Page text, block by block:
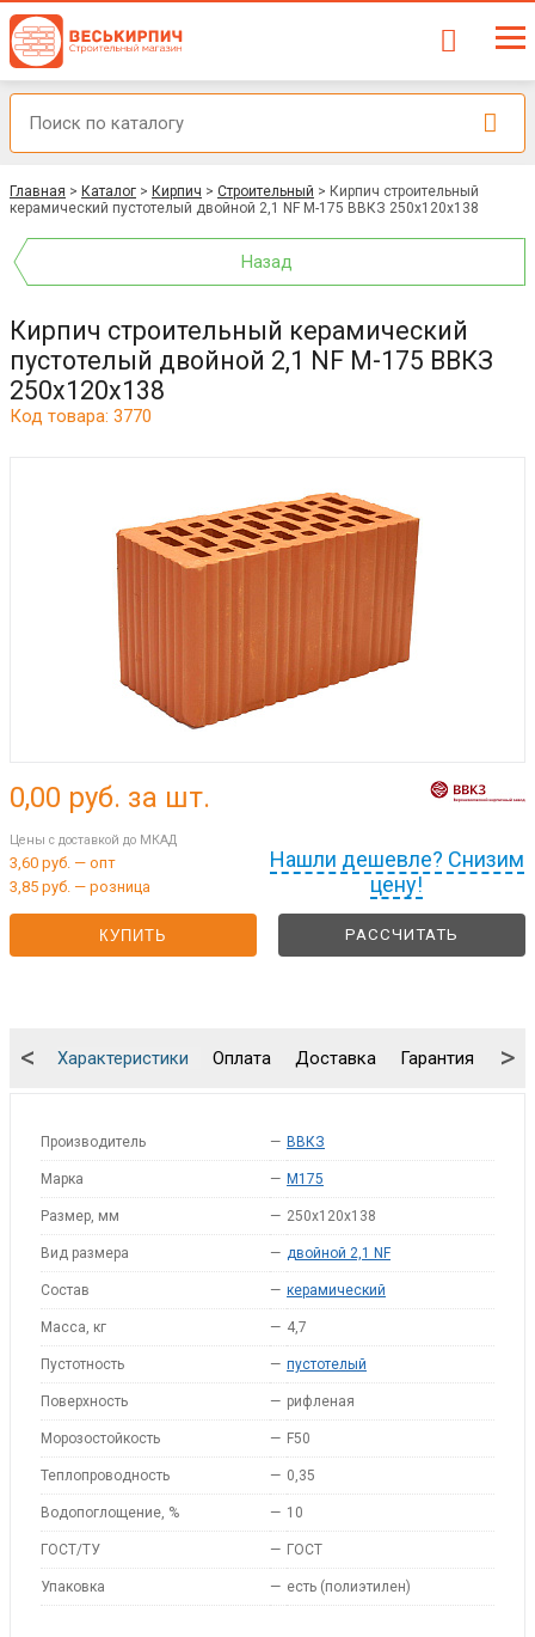
Главная > Каталог > Кирпич > Строительный > Кирпич строительный
керамический пустотелый двойной 2,1 NF М-175 ВВКЗ 250x120x138
Назад
Кирпич строительный керамический
пустотелый двойной 2,1 NF М-175 ВВКЗ
250x120x138
Код товара: 3770
Нашли дешевле? Снизим
цену!
0,00 руб. за шт.
Цены с доставкой до МКАД
3,60 руб. — опт
3,85 руб. — розница
КУПИТЬ РАССЧИТАТЬ
Характеристики Оплата Доставка Гарантия
< >
Производитель — ВВКЗ
Марка — M175
Размер, мм — 250x120x138
Вид размера — двойной 2,1 NF
Состав — керамический
Масса, кг — 4,7
Пустотность — пустотелый
Поверхность — рифленая
Морозостойкость — F50
Теплопроводность — 0,35
Водопоглощение, % — 10
ГОСТ/ТУ — ГОСТ
Упаковка — есть (полиэтилен)